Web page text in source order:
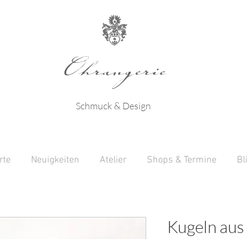
Schmuck & Design
Ohrangerie
Kugeln
Neuigkeiten Atelier Shops & Termine